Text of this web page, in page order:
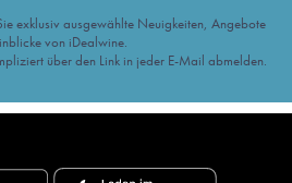
exklusiv ausgewählte Neuigkeiten, Angebote
von iDealwine.
über den Link in jeder E-Mail abmelden.